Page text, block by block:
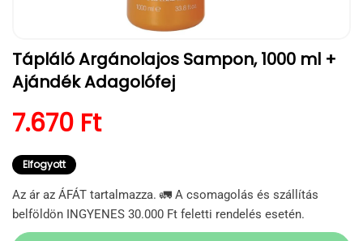
médiafájl
megnyitása
a
modális
Tápláló Argánolajos Sampon, 1000 ml +
Ajándék Adagolófej
Normál ár
7.670 Ft
Elfogyott
Az ár az ÁFÁT tartalmazza. 🚛 A csomagolás és szállítás
belföldön INGYENES 30.000 Ft feletti rendelés esetén.